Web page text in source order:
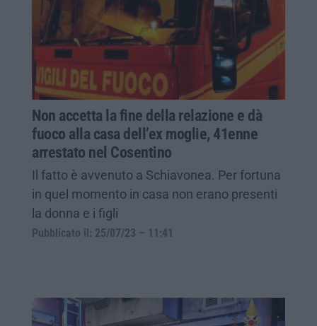
Non accetta la fine della relazione e dà
fuoco alla casa dell’ex moglie, 41enne
arrestato nel Cosentino
Il fatto è avvenuto a Schiavonea. Per fortuna
in quel momento in casa non erano presenti
la donna e i figli
Pubblicato il: 25/07/23 – 11:41